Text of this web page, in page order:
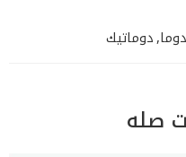
دوما,دوماتيك
صله